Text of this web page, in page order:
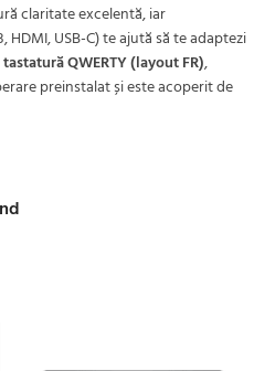
claritate excelentă, iar
USB-C) te ajută să te adaptezi
tastatură QWERTY (layout FR),
preinstalat și este acoperit de